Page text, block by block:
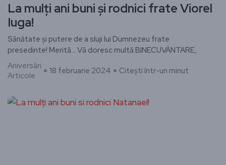
La mulți ani buni și rodnici frate Viorel
Iuga!
Sănătate și putere de a sluji lui Dumnezeu frate
presedinte! Merită… Vă doresc multă BINECUVÂNTARE,
Aniversări
Articole
18 februarie 2024 Citești într-un minut